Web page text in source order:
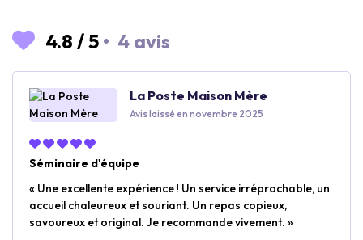
4.8 /5 • 4 avis
La Poste Maison Mère
Avis laissé en novembre 2025
Séminaire d'équipe
« Une excellente expérience ! Un service irréprochable, un
accueil chaleureux et souriant. Un repas copieux,
savoureux et original. Je recommande vivement. »